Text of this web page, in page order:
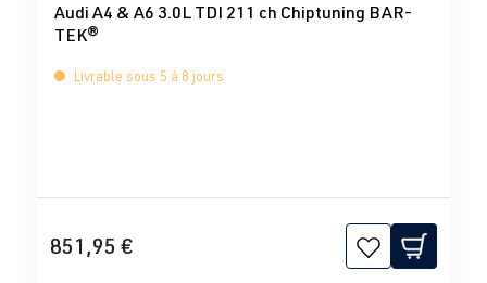
Audi A4 & A6 3.0L TDI 211 ch Chiptuning BAR-
TEK®
Livrable sous 5 à 8 jours
851,95 €